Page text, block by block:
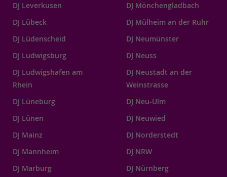
DJ Leverkusen
DJ Lübeck
DJ Lüdenscheid
DJ Ludwigsburg
DJ Ludwigshafen am
Rhein
DJ Lüneburg
DJ Lünen
DJ Mainz
DJ Mannheim
DJ Marburg
DJ Mönchengladbach
DJ Mülheim an der Ruhr
DJ Neumünster
DJ Neuss
DJ Neustadt an der
Weinstrasse
DJ Neu-Ulm
DJ Neuwied
DJ Norderstedt
DJ NRW
DJ Nürnberg